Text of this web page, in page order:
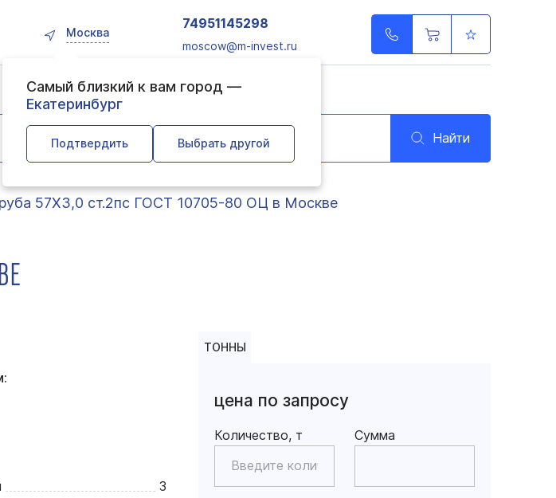
Москва
Самый близкий к вам город —
Екатеринбург
Подтвердить Выбрать другой
74951145298
moscow@m-invest.ru
Найти
57Х3,0 ст.2пс ГОСТ 10705-80 ОЦ в Москве
3
ТОННЫ
цена по запросу
Количество, т Сумма